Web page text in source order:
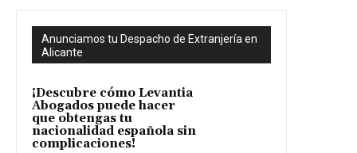
Anunciamos tu Despacho de Extranjería en
Alicante
¡Descubre cómo Levantia
Abogados puede hacer
que obtengas tu
nacionalidad española sin
complicaciones!